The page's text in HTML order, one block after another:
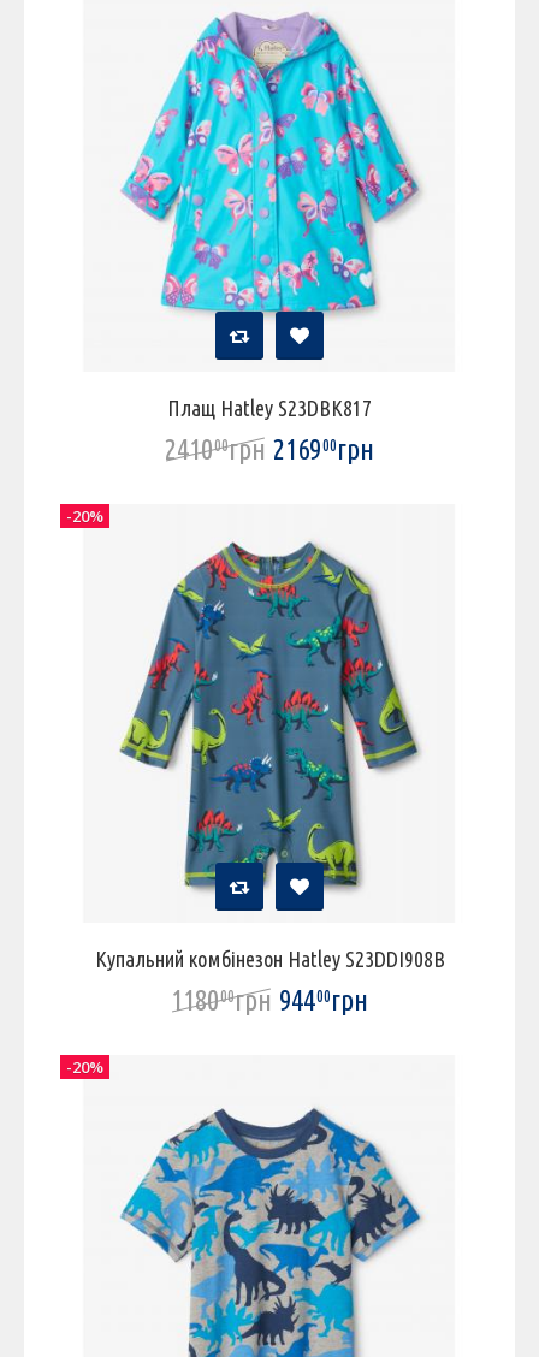
Плащ Hatley S23DBK817
241000грн 216900грн
Купальний комбінезон Hatley S23DDI908B
118000грн 94400грн
-20%
-20%